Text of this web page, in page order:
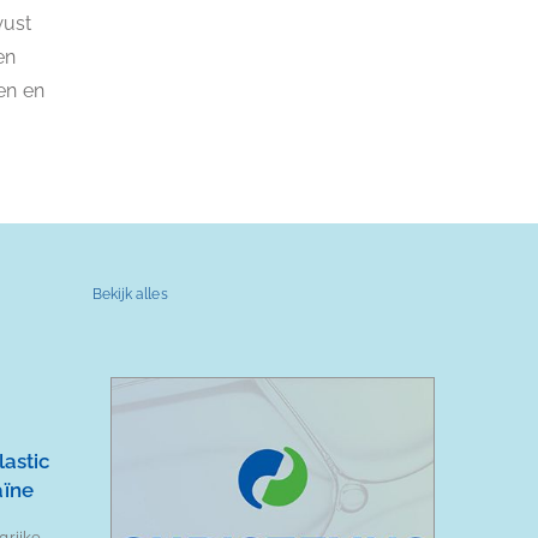
en
Bekijk alles